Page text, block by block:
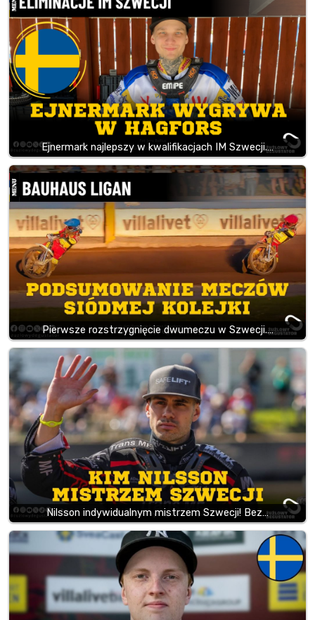
Ejnermark najlepszy w kwalifikacjach IM Szwecji.…
Pierwsze rozstrzygnięcie dwumeczu w Szwecji.…
Nilsson indywidualnym mistrzem Szwecji! Bez…